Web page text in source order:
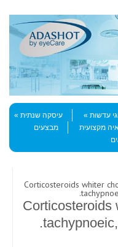
עדשות
עיסקה שנתית
מקצועית
מבצעים
> Corticosteroids whiter
Corticosteroids